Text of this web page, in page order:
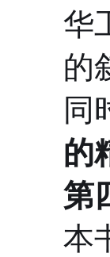
华
的
同
的
第
本